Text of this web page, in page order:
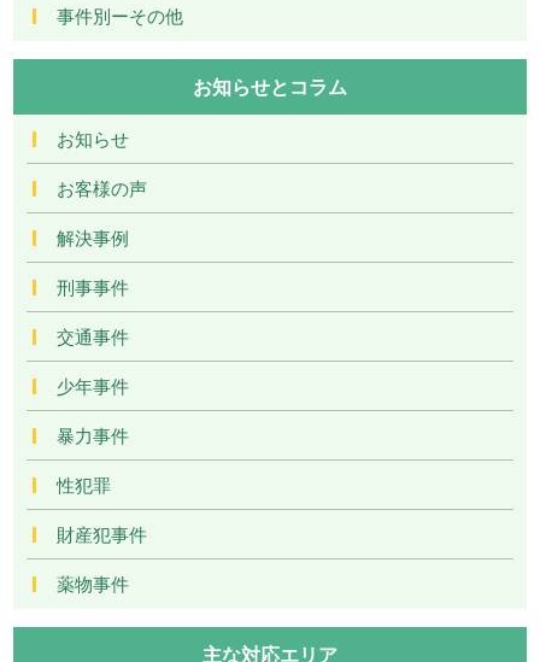
事件別ーその他
お知らせとコラム
お知らせ
お客様の声
解決事例
刑事事件
交通事件
少年事件
暴力事件
性犯罪
財産犯事件
薬物事件
主な対応エリア